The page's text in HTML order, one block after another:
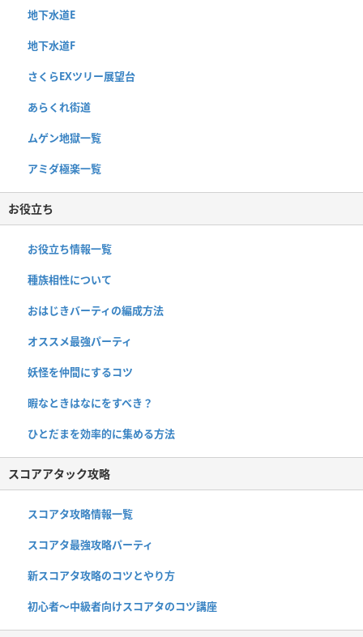
地下水道E
地下水道F
さくらEXツリー展望台
あらくれ街道
ムゲン地獄一覧
アミダ極楽一覧
お役立ち
お役立ち情報一覧
種族相性について
おはじきバーティの編成方法
オススメ最強パーティ
妖怪を仲間にするコツ
暇なときはなにをすべき？
ひとだまを効率的に集める方法
スコアアタック攻略
スコアタ攻略情報一覧
スコアタ最強攻略パーティ
新スコアタ攻略のコツとやり方
初心者〜中級者向けスコアタのコツ講座